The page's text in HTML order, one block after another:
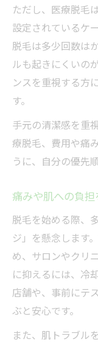
ただし、医療脱毛
設定されているケ
脱毛は多少回数は
ルも起きにくいの
ンスを重視する方
す。
手元の清潔感を重
療脱毛、費用や痛
うに、自分の優先
痛みや肌への負
脱毛を始める際、
ジ」を懸念します
め、サロンやクリ
に抑えるには、冷
店舗や、事前にテ
ぶと安心です。
また、肌トラブル